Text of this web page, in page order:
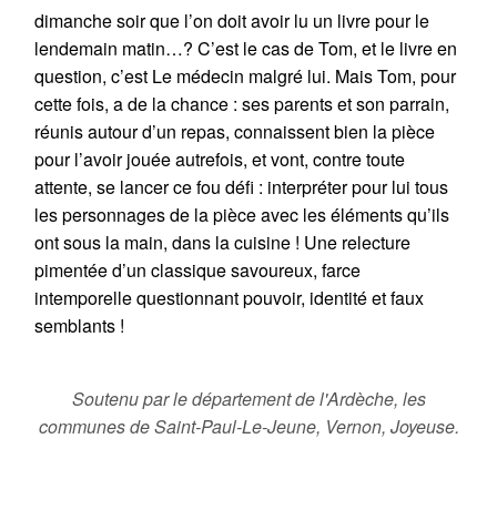
dimanche soir que l’on doit avoir lu un livre pour le
lendemain matin…? C’est le cas de Tom, et le livre en
question, c’est Le médecin malgré lui. Mais Tom, pour
cette fois, a de la chance : ses parents et son parrain,
réunis autour d’un repas, connaissent bien la pièce
pour l’avoir jouée autrefois, et vont, contre toute
attente, se lancer ce fou défi : interpréter pour lui tous
les personnages de la pièce avec les éléments qu’ils
ont sous la main, dans la cuisine ! Une relecture
pimentée d’un classique savoureux, farce
intemporelle questionnant pouvoir, identité et faux
semblants !
Soutenu par le département de l'Ardèche, les
communes de Saint-Paul-Le-Jeune, Vernon, Joyeuse.